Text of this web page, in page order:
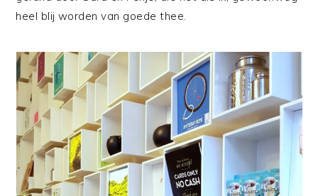
heel blij worden van goede thee.